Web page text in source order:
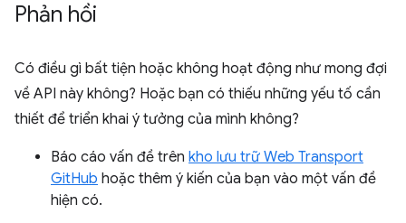
Phản hồi
Có điều gì bất tiện hoặc không hoạt động như mong đợi
về API này không? Hoặc bạn có thiếu những yếu tố cần
thiết để triển khai ý tưởng của mình không?
Báo cáo vấn đề trên kho lưu trữ Web Transport
GitHub hoặc thêm ý kiến của bạn vào một vấn đề
hiện có.